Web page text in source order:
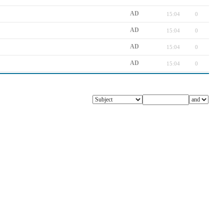
AD 15:04 0
AD 15:04 0
AD 15:04 0
AD 15:04 0